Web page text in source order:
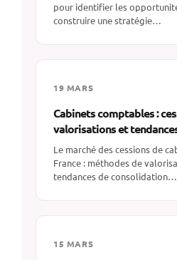
pour identifier les
construire une stratégie…
19 MARS
Cabinets comptables :
valorisations et
Le marché des cessions de
France : méthodes de
tendances de consolidation…
15 MARS